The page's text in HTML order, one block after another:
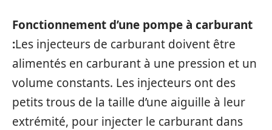
Fonctionnement d’une pompe à carburant
:Les injecteurs de carburant doivent être
alimentés en carburant à une pression et un
volume constants. Les injecteurs ont des
petits trous de la taille d’une aiguille à leur
extrémité, pour injecter le carburant dans